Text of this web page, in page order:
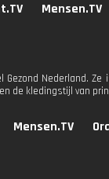
Mensen.TV
Gezond Nederland.
de kledingstijl van
Mensen.TV